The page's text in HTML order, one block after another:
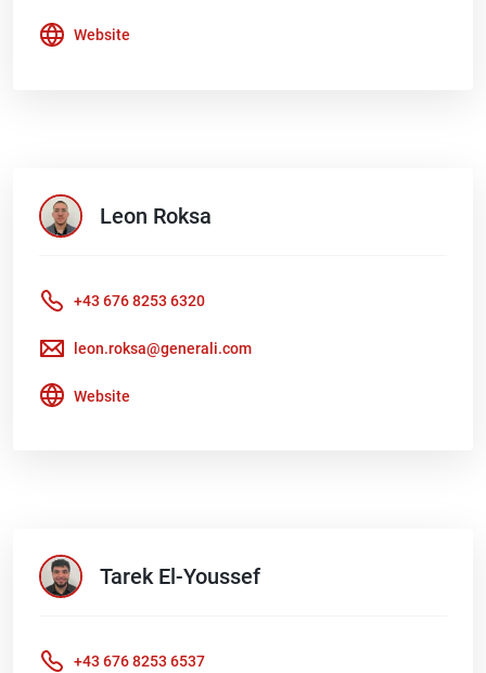
Website
Leon Roksa
+43 676 8253 6320
leon.roksa@generali.com
Website
Tarek El-Youssef
+43 676 8253 6537